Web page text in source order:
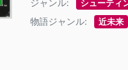
ジャンル: シューティ
物語ジャンル: 近未来